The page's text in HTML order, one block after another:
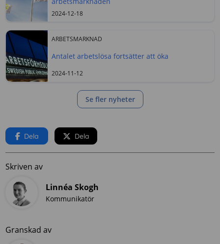
2024-12-18
ARBETSMARKNAD
Antalet arbetslösa fortsätter att öka
2024-11-12
Se fler nyheter
Dela Dela
Skriven av
Linnéa Skogh
Kommunikatör
Granskad av